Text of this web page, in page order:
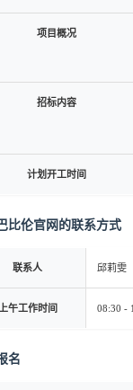
项目概况
招标内容
计划开工时间
比伦官网的联系方式
联系人 邱莉雯
上午工作时间 08:30 -
名